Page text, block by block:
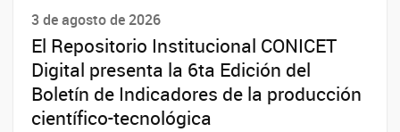
3 de agosto de 2026
El Repositorio Institucional CONICET
Digital presenta la 6ta Edición del
Boletín de Indicadores de la producción
científico-tecnológica